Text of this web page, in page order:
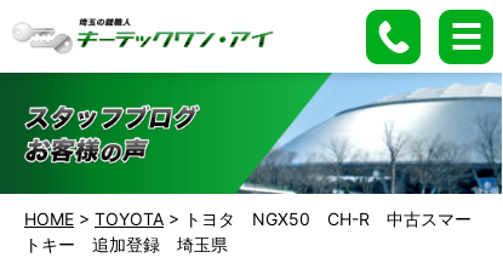
HOME > TOYOTA > トヨタ NGX50 CH-R 中古スマー
トキー 追加登録 埼玉県